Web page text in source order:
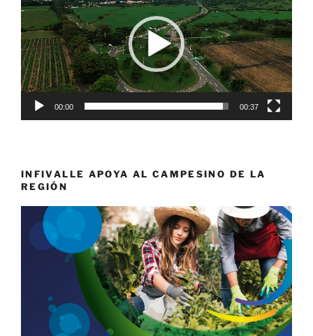
vídeo
00:00 00:37
INFIVALLE APOYA AL CAMPESINO DE LA
REGIÓN